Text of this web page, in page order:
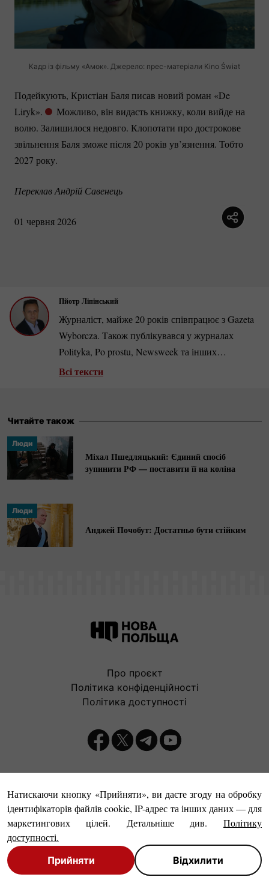
Кадр із фільму «Амок». Джерело: прес-матеріали Kino Świat
Подейкують, Кристіан Баля писав новий роман «De
Liryk».
Можливо, він видасть книжку, коли вийде на
волю. Залишилося недовго. Клопотати про дострокове
звільнення Баля зможе після 20 років ув’язнення. Тобто
2027 року.
Переклав Андрій Савенець
01 червня 2026
Пйотр Ліпінський
Журналіст, майже 20 років співпрацює з Gazeta
Wyborcza. Також публікувався у журналах
Polityka, Po prostu, Newsweek та інших
польських і зарубіжних виданнях. Автор
книжок «Берут. Коли партія була богом»,
журналістських премій, входить у список ста
найкращих польських репортерів.
Всі тексти
Читайте також
Люди
Міхал Пшедляцький: Єдиний спосіб
зупинити РФ — поставити її на коліна
Люди
Анджей Почобут: Достатньо бути стійким
Натискаючи кнопку «Прийняти», ви даєте згоду на обробку
ідентифікаторів файлів cookie, IP-адрес та інших даних — для
маркетингових цілей. Детальніше див.
Політику
доступності.
Прийняти Відхилити
Про проєкт
Політика конфіденційності
Політика доступності
© Нова Польща, 1999-2026